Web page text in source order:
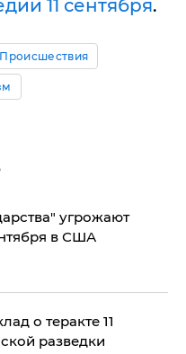
11 сентября.
Происшествия
угрожают
в США
о теракте 11
разведки